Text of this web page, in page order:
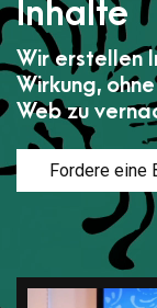
Inhalte
Wir erstellen
Wirkung,
Web zu
Fordere eine